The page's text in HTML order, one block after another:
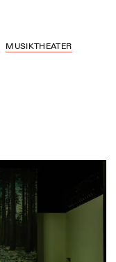
MUSIKTHEATER